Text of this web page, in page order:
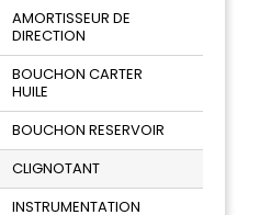
AMORTISSEUR DE
DIRECTION
BOUCHON CARTER
HUILE
BOUCHON RESERVOIR
CLIGNOTANT
INSTRUMENTATION